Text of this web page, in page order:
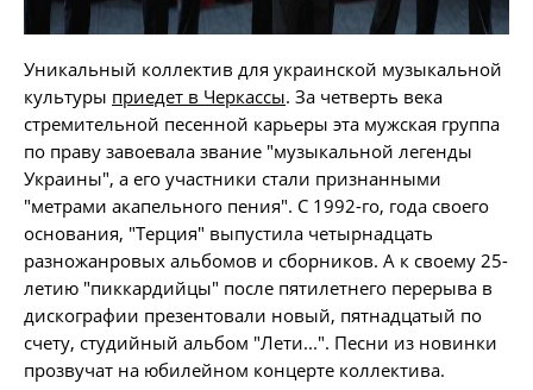
Уникальный коллектив для украинской музыкальной
культуры приедет в Черкассы. За четверть века
стремительной песенной карьеры эта мужская группа
по праву завоевала звание "музыкальной легенды
Украины", а его участники стали признанными
"метрами акапельного пения". С 1992-го, года своего
основания, "Терция" выпустила четырнадцать
разножанровых альбомов и сборников. А к своему 25-
летию "пиккардийцы" после пятилетнего перерыва в
дискографии презентовали новый, пятнадцатый по
счету, студийный альбом "Лети...". Песни из новинки
прозвучат на юбилейном концерте коллектива.